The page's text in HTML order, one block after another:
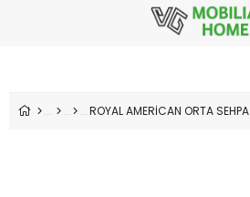
ROYAL AMERİCAN ORTA SEHPA